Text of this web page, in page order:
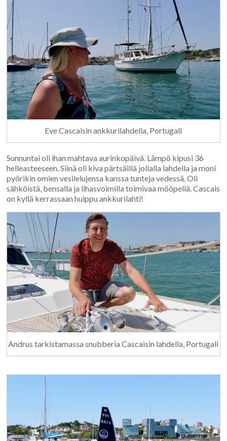
Eve Cascaisin ankkurilahdella, Portugali
Sunnuntai oli ihan mahtava aurinkopäivä. Lämpö kipusi 36
helleasteeseen. Siinä oli kiva pärtsäillä jollalla lahdella ja moni
pyörikin omien vesilelujensa kanssa tunteja vedessä. Oli
sähköistä, bensalla ja lihasvoimilla toimivaa mööpeliä. Cascais
on kyllä kerrassaan huippu ankkurilahti!
Andrus tarkistamassa snubberia Cascaisin lahdella, Portugali